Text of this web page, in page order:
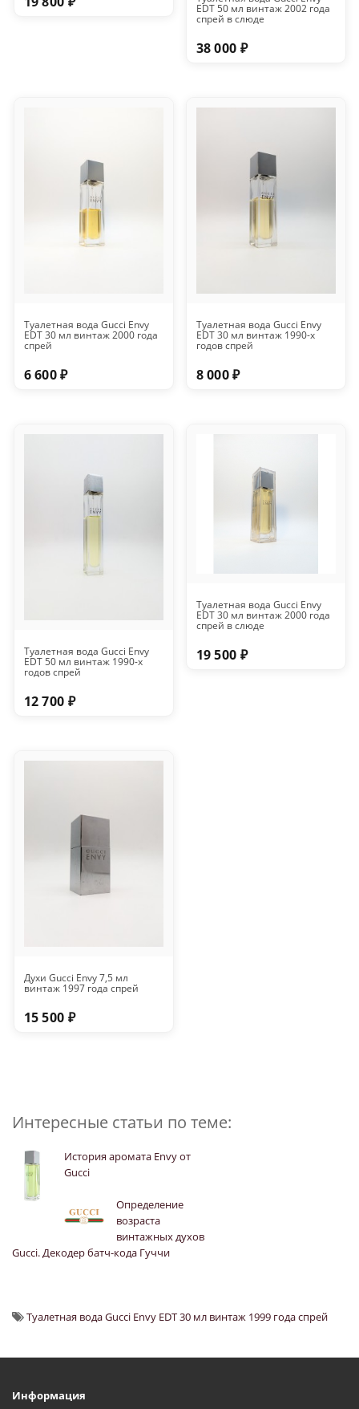
EDT 50 мл винтаж 2002 года
спрей в слюде
38 000 ₽
Туалетная вода Gucci Envy
EDT 30 мл винтаж 2000 года
спрей
6 600 ₽
Туалетная вода Gucci Envy
EDT 30 мл винтаж 1990-х
годов спрей
8 000 ₽
Туалетная вода Gucci Envy
EDT 50 мл винтаж 1990-х
годов спрей
12 700 ₽
Туалетная вода Gucci Envy
EDT 30 мл винтаж 2000 года
спрей в слюде
19 500 ₽
Духи Gucci Envy 7,5 мл
винтаж 1997 года спрей
15 500 ₽
Интересные статьи по теме:
История аромата Envy от
Gucci
Определение
возраста
винтажных духов
Gucci. Декодер батч-кода Гуччи
Туалетная вода Gucci Envy EDT 30 мл винтаж 1999 года спрей
Информация